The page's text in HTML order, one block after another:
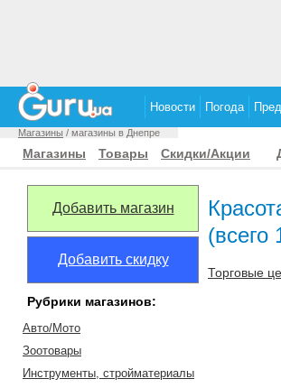
Новости Погода
Магазины / магазины в Днепре
Магазины Товары Скидки/Акции
Добавить магазин
Добавить скидку
Рубрики магазинов:
Авто/Мото
Зоотовары
Инструменты, стройматериалы
(всего
Торговые